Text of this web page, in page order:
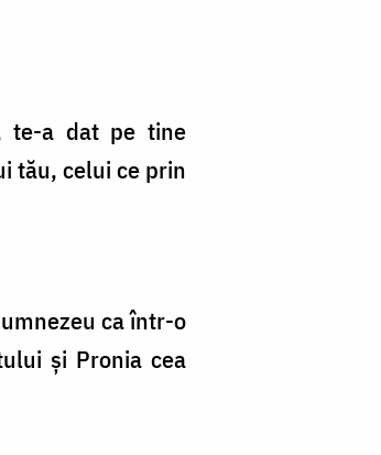
te-a dat pe tine
tău, celui ce prin
ca într-o
şi Pronia cea